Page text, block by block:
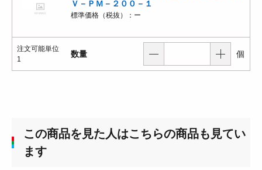
Ｖ－ＰＭ－２００－１
標準価格（税抜）： ー
注文可能単位
1
数量 個
この商品を見た人はこちらの商品も見てい
ます